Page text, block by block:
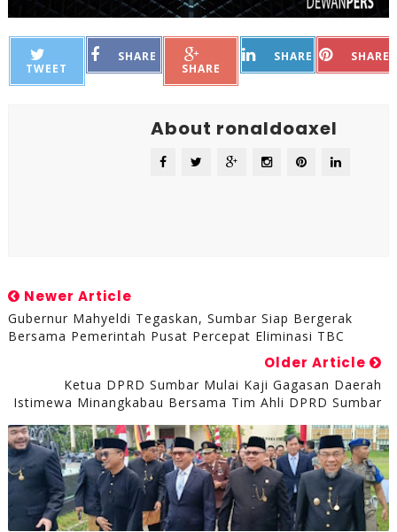
TWEET
SHARE
SHARE
SHARE SHARE
About ronaldoaxel
Newer Article
Gubernur Mahyeldi Tegaskan, Sumbar Siap Bergerak
Bersama Pemerintah Pusat Percepat Eliminasi TBC
Older Article
Ketua DPRD Sumbar Mulai Kaji Gagasan Daerah
Istimewa Minangkabau Bersama Tim Ahli DPRD Sumbar